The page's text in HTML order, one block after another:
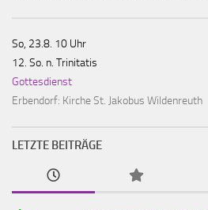
So, 23.8. 10 Uhr
12. So. n. Trinitatis
Gottesdienst
Erbendorf: Kirche St. Jakobus Wildenreuth
LETZTE BEITRÄGE